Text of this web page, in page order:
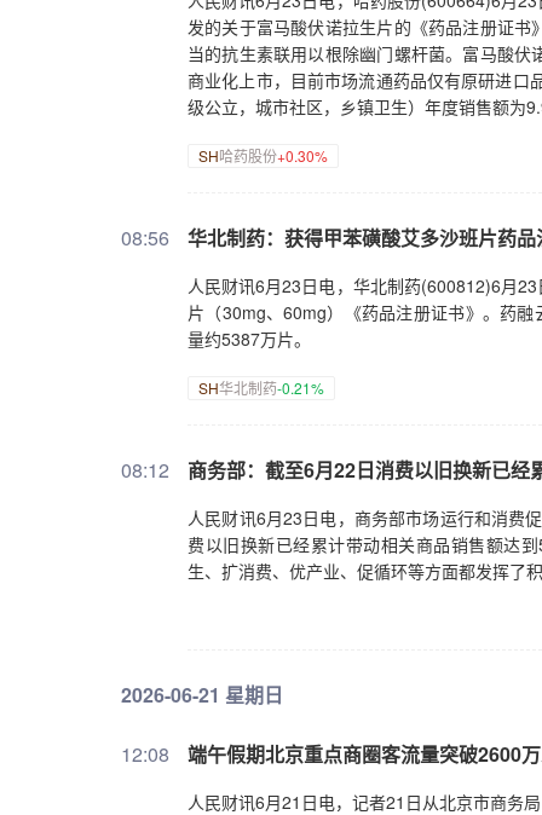
发的关于富马酸伏诺拉生片的《药品注册证
当的抗生素联用以根除幽门螺杆菌。富马酸
商业化上市，目前市场流通药品仅有原研进
级公立，城市社区，乡镇卫生）年度销售额为
SH哈药股份+0.30%
08:56 华北制药：获得甲苯磺酸艾多沙班片药
人民财讯6月23日电，华北制药(600812)6月
片（30mg、60mg）《药品注册证书》。药
量约5387万片。
SH华北制药-0.21%
08:12 商务部：截至6月22日消费以旧换新已
人民财讯6月23日电，商务部市场运行和消费
费以旧换新已经累计带动相关商品销售额达
生、扩消费、优产业、促循环等方面都发挥了
2026-06-21 星期日
12:08 端午假期北京重点商圈客流量突破2600
人民财讯6月21日电，记者21日从北京市商务